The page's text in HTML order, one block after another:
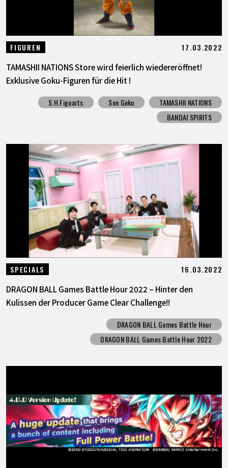
FIGUREN 17.03.2022
TAMASHII NATIONS Store wird feierlich wiedereröffnet!
Exklusive Goku-Figuren für die Hit !
S.H.Figuarts Son Goku
TAMASHII NATIONS
BANDAI SPIRITS
SPECIALS 16.03.2022
DRAGON BALL Games Battle Hour 2022 – Hinter den
Kulissen der Producer Game Clear Challenge!!
DRAGON BALL Games Battle Hour
DRAGON BALL Games Battle Hour 2022